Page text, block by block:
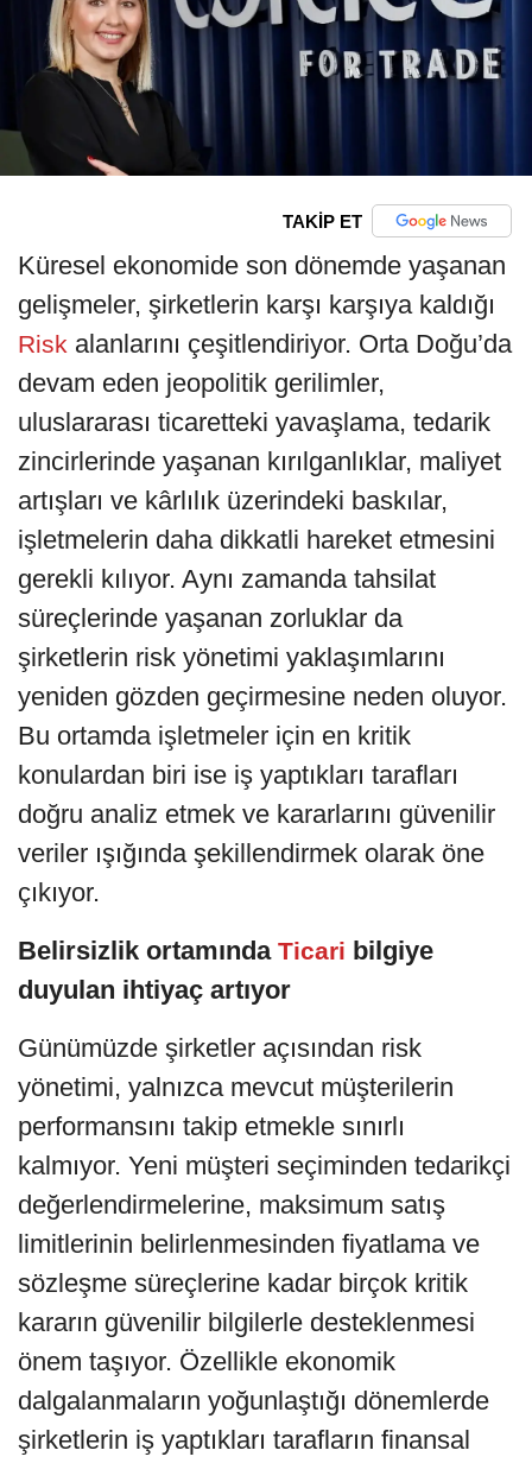
TAKİP ET
Küresel ekonomide son dönemde yaşanan
gelişmeler, şirketlerin karşı karşıya kaldığı
Risk alanlarını çeşitlendiriyor. Orta Doğu’da
devam eden jeopolitik gerilimler,
uluslararası ticaretteki yavaşlama, tedarik
zincirlerinde yaşanan kırılganlıklar, maliyet
artışları ve kârlılık üzerindeki baskılar,
işletmelerin daha dikkatli hareket etmesini
gerekli kılıyor. Aynı zamanda tahsilat
süreçlerinde yaşanan zorluklar da
şirketlerin risk yönetimi yaklaşımlarını
yeniden gözden geçirmesine neden oluyor.
Bu ortamda işletmeler için en kritik
konulardan biri ise iş yaptıkları tarafları
doğru analiz etmek ve kararlarını güvenilir
veriler ışığında şekillendirmek olarak öne
çıkıyor.
Belirsizlik ortamındaTicari bilgiye
duyulan ihtiyaç artıyor
Günümüzde şirketler açısından risk
yönetimi, yalnızca mevcut müşterilerin
performansını takip etmekle sınırlı
kalmıyor. Yeni müşteri seçiminden tedarikçi
değerlendirmelerine, maksimum satış
limitlerinin belirlenmesinden fiyatlama ve
sözleşme süreçlerine kadar birçok kritik
kararın güvenilir bilgilerle desteklenmesi
önem taşıyor. Özellikle ekonomik
dalgalanmaların yoğunlaştığı dönemlerde
şirketlerin iş yaptıkları tarafların finansal